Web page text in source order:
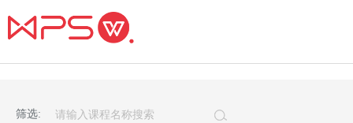
筛选: